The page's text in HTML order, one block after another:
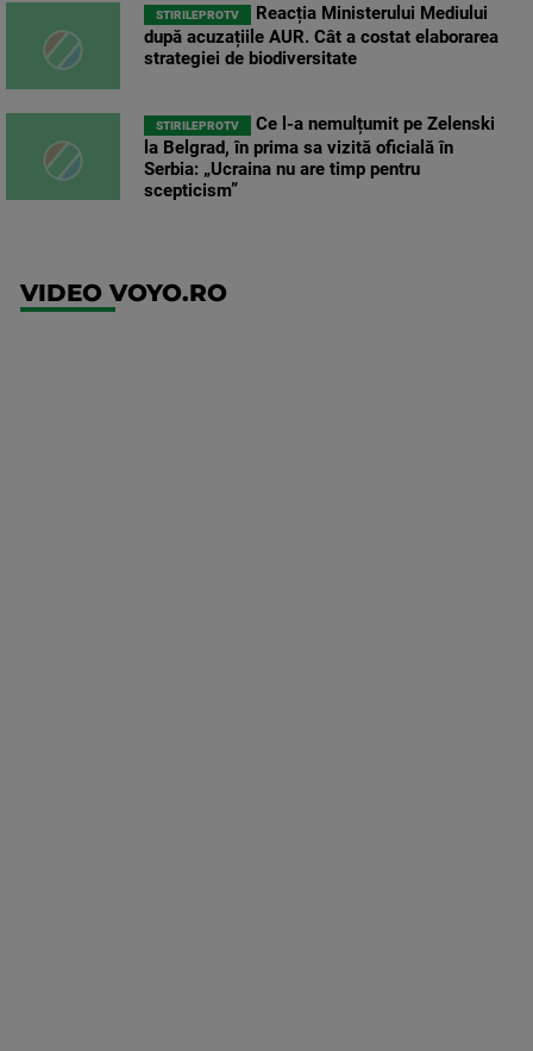
STIRILEPROTV
Reacția Ministerului Mediului
după acuzațiile AUR. Cât a costat elaborarea
strategiei de biodiversitate
STIRILEPROTV
Ce l-a nemulțumit pe Zelenski
la Belgrad, în prima sa vizită oficială în
Serbia: „Ucraina nu are timp pentru
scepticism”
VIDEO VOYO.RO